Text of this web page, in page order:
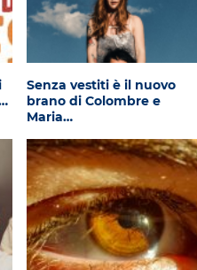
Senza vestiti è il nuovo
brano di Colombre e
Maria…